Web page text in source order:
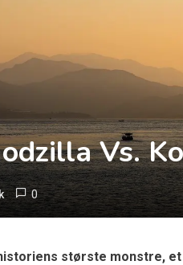
Vs.
0
største monstre,